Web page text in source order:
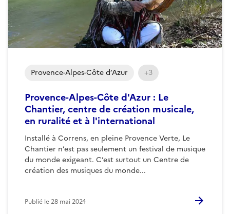
Provence-Alpes-Côte d'Azur : Le
Chantier, centre de création musicale,
en ruralité et à l'international
Installé à Correns, en pleine Provence Verte, Le
Chantier n’est pas seulement un festival de musique
du monde exigeant. C’est surtout un Centre de
création des musiques du monde...
Provence-Alpes-Côte d’Azur +3
Publié le28 mai 2024